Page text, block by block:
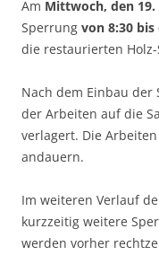
Am Mittwoch, den
Sperrung von 8:30
die restaurierten
Nach dem Einbau
der Arbeiten auf die
verlagert. Die
andauern.
Im weiteren Verlauf
kurzzeitig weitere
werden vorher